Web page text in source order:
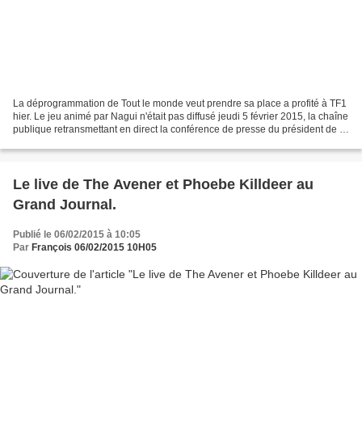
La déprogrammation de Tout le monde veut prendre sa place a profité à TF1
hier. Le jeu animé par Nagui n'était pas diffusé jeudi 5 février 2015, la chaîne
publique retransmettant en direct la conférence de presse du président de la
Le live de The Avener et Phoebe Killdeer au
Grand Journal.
Publié le 06/02/2015 à 10:05
Par François 06/02/2015 10H05